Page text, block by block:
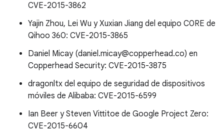
CVE-2015-3862
Yajin Zhou, Lei Wu y Xuxian Jiang del equipo C0RE de
Qihoo 360: CVE-2015-3865
Daniel Micay (daniel.micay@copperhead.co) en
Copperhead Security: CVE-2015-3875
dragonltx del equipo de seguridad de dispositivos
móviles de Alibaba: CVE-2015-6599
Ian Beer y Steven Vittitoe de Google Project Zero:
CVE-2015-6604